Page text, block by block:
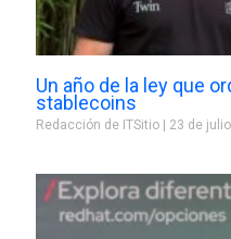
Un año de la ley que
stablecoins
Redacción de ITSitio 23 de